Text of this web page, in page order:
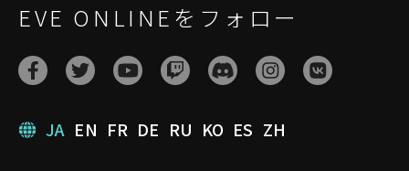
EVE ONLINEをフォロー
JA EN FR DE RU KO ES ZH